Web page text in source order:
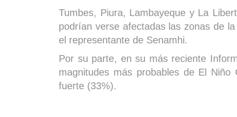
Tumbes, Piura, Lambayeque y La
podrían verse afectadas las zonas de
el representante de Senamhi.
Por su parte, en su más reciente
magnitudes más probables de El
fuerte (33%).